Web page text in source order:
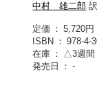
中村 雄二郎 訳
定価
5,720円
ISBN
978-4-
在庫
△3週間
発売日
-